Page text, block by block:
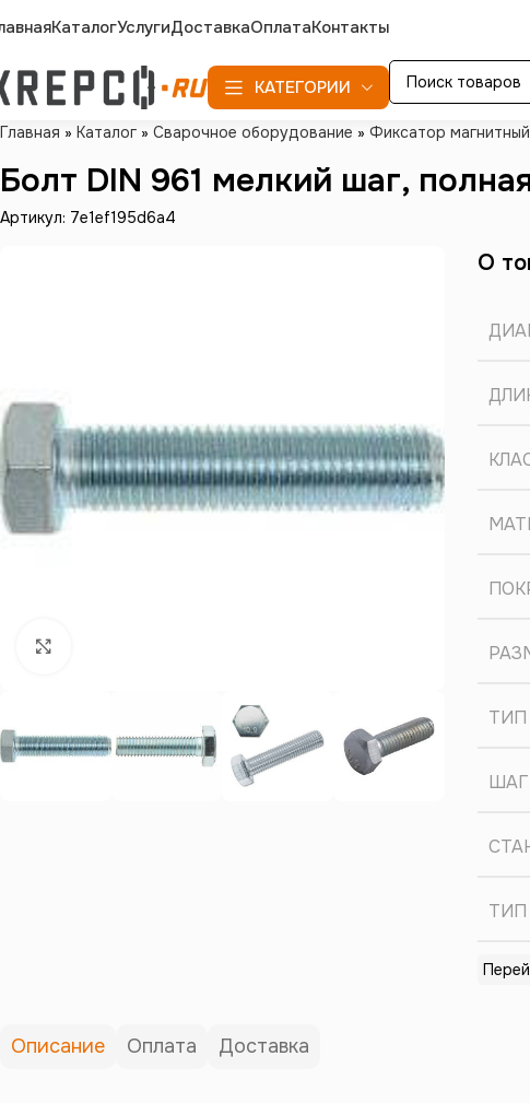
КаталогУслугиДоставкаОплатаКонтакты
КАТЕГОРИИ
Главная » Каталог » Сварочное оборудование » Фиксатор магнитный
Болт DIN 961 мелкий шаг,
Артикул: 7e1ef195d6a4
О
ТИП
Описание Оплата Доставка